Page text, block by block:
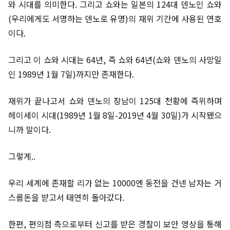
와 시대를 의미한다. 그리고 쇼와는 일본의 124대 덴노인 쇼와
(우리에게도 서명하는 덴노로 유명)의 재위 기간에 사용된 연호
이다.
그리고 이 쇼와 시대는 64년, 즉 쇼와 64년(쇼와 덴노의 사망일
인 1989년 1월 7일)까지만 존재한다.
재위가 끝나고서 쇼와 덴노의 장남이 125대 천황에 즉위하며
헤이세이 시대(1989년 1월 8일-2019년 4월 30일)가 시작됐으
니까 말이다.
그렇게..
우리 세계에 존재할 리가 없는 10000엔 동전을 건넨 남자는 거
스름돈을 받고서 태연히 돌아갔다.
한편, 편의점 측으로부터 신고를 받은 경찰이 보안 영상을 통해